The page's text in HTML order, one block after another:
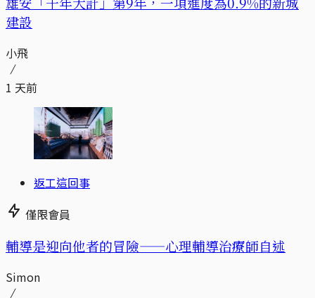
建設
小飛
1 天前
返工這回事
僅限會員
輔導是迎向他者的冒險——心理輔導治療師自述
Simon